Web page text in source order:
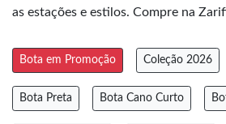
as estações e estilos. Compre na
Bota em Promoção Coleção 2026
Bota Preta Bota Cano Curto